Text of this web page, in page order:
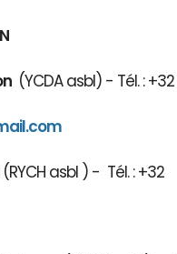
(YCDA asbl) - Tél. :
(RYCH asbl ) -